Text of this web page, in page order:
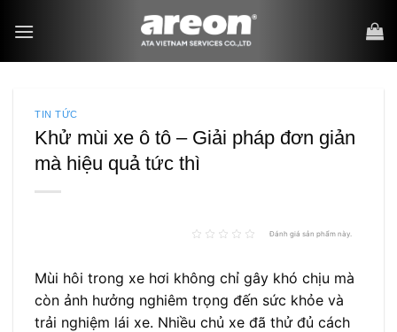
qua
TIN TỨC
Khử mùi xe ô tô – Giải pháp đơn giản
mà hiệu quả tức thì
Đánh giá sản phẩm này.
Mùi hôi trong xe hơi không chỉ gây khó chịu mà
còn ảnh hưởng nghiêm trọng đến sức khỏe và
trải nghiệm lái xe. Nhiều chủ xe đã thử đủ cách